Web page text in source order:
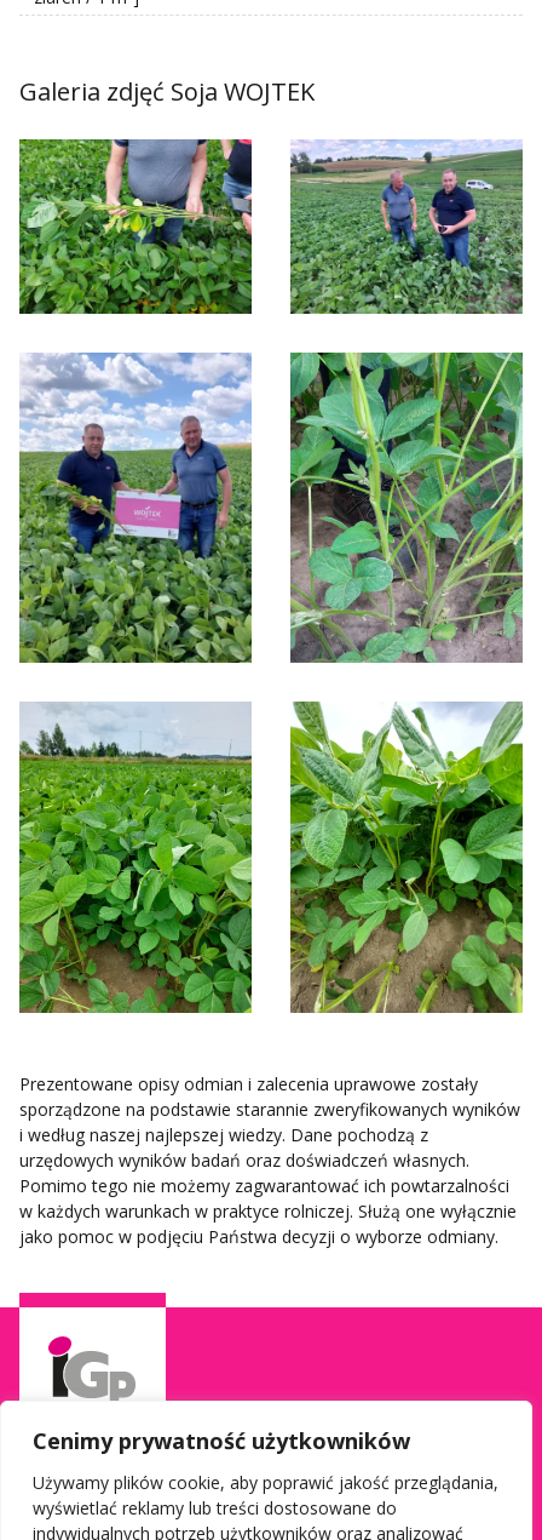
Cenimy prywatność użytkowników
Używamy plików cookie, aby poprawić jakość przeglądania,
wyświetlać reklamy lub treści dostosowane do
indywidualnych potrzeb użytkowników oraz analizować
Galeria zdjęć Soja WOJTEK
Prezentowane opisy odmian i zalecenia uprawowe zostały
sporządzone na podstawie starannie zweryfikowanych wyników
i według naszej najlepszej wiedzy. Dane pochodzą z
urzędowych wyników badań oraz doświadczeń własnych.
Pomimo tego nie możemy zagwarantować ich powtarzalności
w każdych warunkach w praktyce rolniczej. Służą one wyłącznie
jako pomoc w podjęciu Państwa decyzji o wyborze odmiany.
Informacje Social media